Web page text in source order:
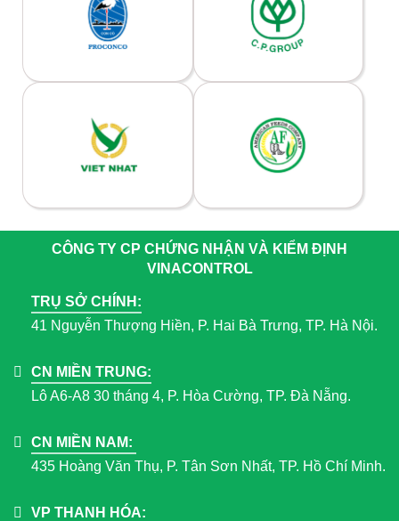
CÔNG TY CP CHỨNG NHẬN VÀ KIỂM ĐỊNH
VINACONTROL
TRỤ SỞ CHÍNH:
41 Nguyễn Thượng Hiền, P. Hai Bà Trưng, TP. Hà Nội.
CN MIỀN TRUNG:
Lô A6-A8 30 tháng 4, P. Hòa Cường, TP. Đà Nẵng.
CN MIỀN NAM:
435 Hoàng Văn Thụ, P. Tân Sơn Nhất, TP. Hồ Chí Minh.
VP THANH HÓA: